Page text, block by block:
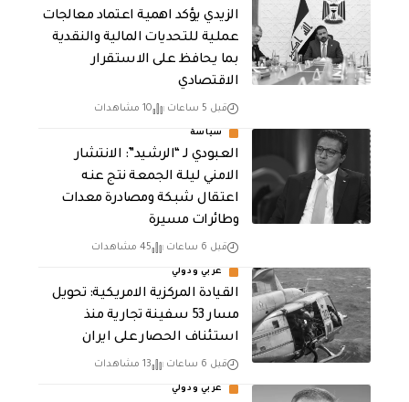
الزيدي يؤكد اهمية اعتماد معالجات
عملية للتحديات المالية والنقدية
بما يحافظ على الاستقرار
الاقتصادي
قبل 5 ساعات 10 مشاهدات
سياسة
العبودي لـ “الرشيد”: الانتشار
الامني ليلة الجمعة نتج عنه
اعتقال شبكة ومصادرة معدات
وطائرات مسيرة
قبل 6 ساعات 45 مشاهدات
عربي ودولي
القيادة المركزية الامريكية: تحويل
مسار 53 سفينة تجارية منذ
استئناف الحصار على ايران
قبل 6 ساعات 13 مشاهدات
عربي ودولي